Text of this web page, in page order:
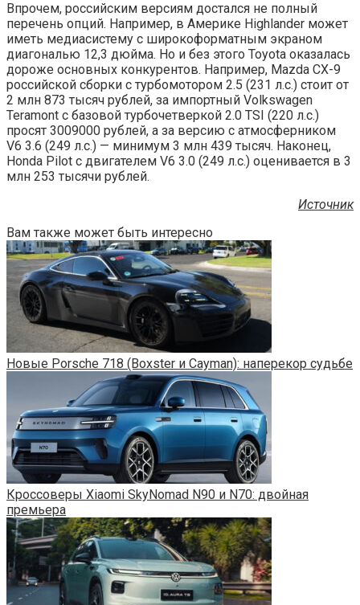
Впрочем, российским версиям достался не полный
перечень опций. Например, в Америке Highlander может
иметь медиасистему с широкоформатным экраном
диагональю 12,3 дюйма. Но и без этого Toyota оказалась
дороже основных конкурентов. Например, Mazda CX-9
российской сборки с турбомотором 2.5 (231 л.с.) стоит от
2 млн 873 тысяч рублей, за импортный Volkswagen
Teramont с базовой турбочетверкой 2.0 TSI (220 л.с.)
просят 3009000 рублей, а за версию с атмосферником
V6 3.6 (249 л.с.) — минимум 3 млн 439 тысяч. Наконец,
Honda Pilot с двигателем V6 3.0 (249 л.с.) оценивается в 3
млн 253 тысячи рублей.
Источник
Вам также может быть интересно
Новые Porsche 718 (Boxster и Cayman): наперекор судьбе
Кроссоверы Xiaomi SkyNomad N90 и N70: двойная
премьера